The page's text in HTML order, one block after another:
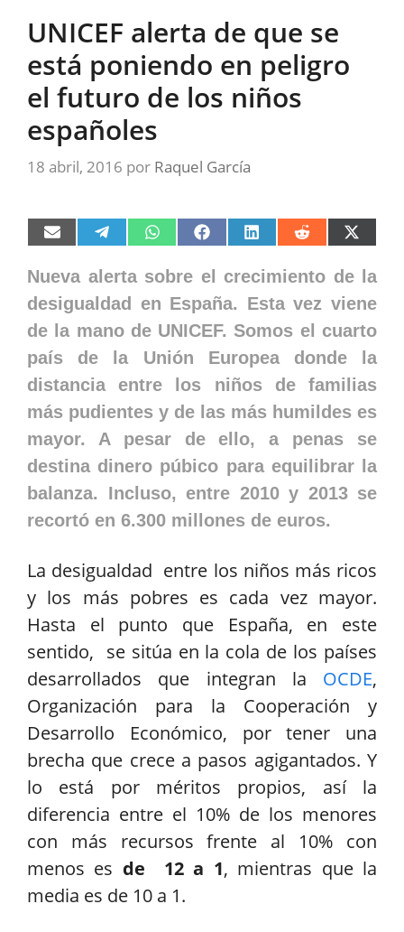
UNICEF alerta de que se
está poniendo en peligro
el futuro de los niños
españoles
18 abril, 2016 por Raquel García
Compartir
en
Compartir
en
Compartir
en
Compartir
en
Compartir
en
Compartir
en en
(Twitter)
Nueva alerta sobre el crecimiento de la
desigualdad en España. Esta vez viene
de la mano de UNICEF. Somos el cuarto
país de la Unión Europea donde la
distancia entre los niños de familias
más pudientes y de las más humildes es
mayor. A pesar de ello, a penas se
destina dinero púbico para equilibrar la
balanza. Incluso, entre 2010 y 2013 se
recortó en 6.300 millones de euros.
La desigualdad entre los niños más ricos
y los más pobres es cada vez mayor.
Hasta el punto que España, en este
sentido, se sitúa en la cola de los países
desarrollados que integran la OCDE,
Organización para la Cooperación y
Desarrollo Económico, por tener una
brecha que crece a pasos agigantados. Y
lo está por méritos propios, así la
diferencia entre el 10% de los menores
con más recursos frente al 10% con
menos es de 12 a 1, mientras que la
media es de 10 a 1.